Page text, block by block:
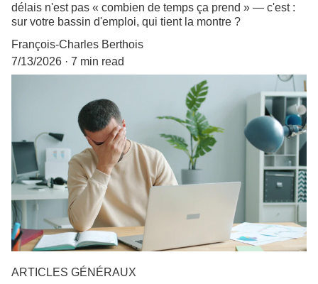
délais n'est pas « combien de temps ça prend » — c'est :
sur votre bassin d'emploi, qui tient la montre ?
François-Charles Berthois
7/13/2026
7 min read
ARTICLES GÉNÉRAUX